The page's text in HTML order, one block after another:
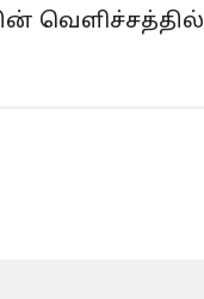
வெளிச்சத்தில்